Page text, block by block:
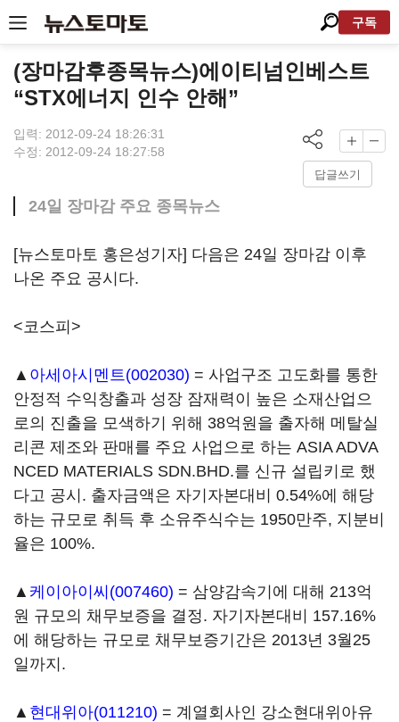
구독
(장마감후종목뉴스)에이티넘인베스트
“STX에너지 인수 안해”
입력: 2012-09-24 18:26:31
수정: 2012-09-24 18:27:58
답글쓰기
24일 장마감 주요 종목뉴스
[뉴스토마토 홍은성기자] 다음은 24일 장마감 이후
나온 주요 공시다.
<코스피>
▲ 아세아시멘트(002030) = 사업구조 고도화를 통한
안정적 수익창출과 성장 잠재력이 높은 소재산업으
로의 진출을 모색하기 위해 38억원을 출자해 메탈실
리콘 제조와 판매를 주요 사업으로 하는 ASIA ADVA
NCED MATERIALS SDN.BHD.를 신규 설립키로 했
다고 공시. 출자금액은 자기자본대비 0.54%에 해당
하는 규모로 취득 후 소유주식수는 1950만주, 지분비
율은 100%.
▲ 케이아이씨(007460) = 삼양감속기에 대해 213억
원 규모의 채무보증을 결정. 자기자본대비 157.16%
에 해당하는 규모로 채무보증기간은 2013년 3월25
일까지.
▲ 현대위아(011210) = 계열회사인 강소현대위아유